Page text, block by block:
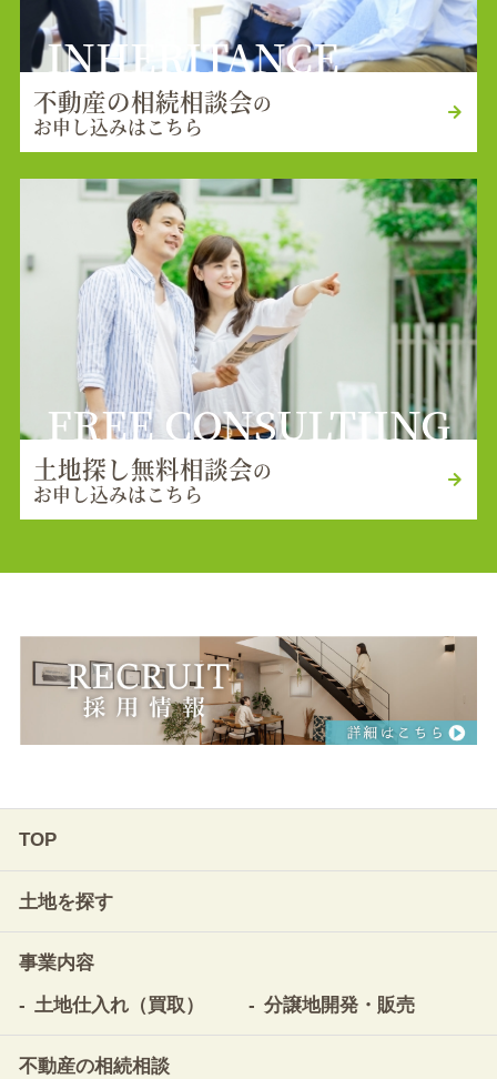
INHERITANCE
不動産の相続相談会の
お申し込みはこちら
FREE CONSULTIING
土地探し無料相談会の
お申し込みはこちら
TOP
土地を探す
事業内容
土地仕入れ（買取）
分譲地開発・販売
不動産の相続相談